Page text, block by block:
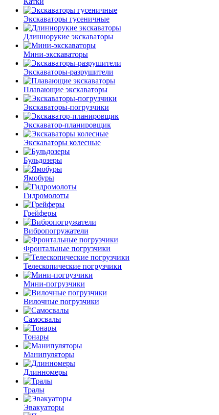
Экскаваторы гусеничные
Длиннорукие экскаваторы
Мини-экскаваторы
Экскаваторы-разрушители
Плавающие экскаваторы
Экскаваторы-погрузчики
Экскаватор-планировщик
Экскаваторы колесные
Бульдозеры
Ямобуры
Гидромолоты
Грейферы
Вибро­погружатели
Фронтальные погрузчики
Телескопические погрузчики
Мини-погрузчики
Вилочные погрузчики
Самосвалы
Тонары
Манипуляторы
Длинномеры
Тралы
Эвакуаторы